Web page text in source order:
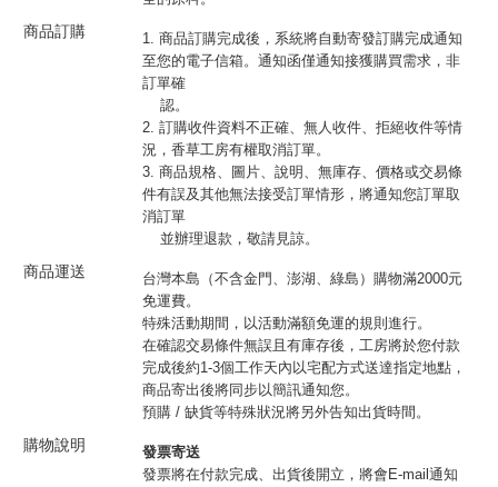
商品訂購
1. 商品訂購完成後，系統將自動寄發訂購完成通知
至您的電子信箱。通知函僅通知接獲購買需求，非
訂單確
認。
2. 訂購收件資料不正確、無人收件、拒絕收件等情
況，香草工房有權取消訂單。
3. 商品規格、圖片、說明、無庫存、價格或交易條
件有誤及其他無法接受訂單情形，將通知您訂單取
消訂單
並辦理退款，敬請見諒。
商品運送
台灣本島（不含金門、澎湖、綠島）購物滿2000元
免運費。
特殊活動期間，以活動滿額免運的規則進行。
在確認交易條件無誤且有庫存後，工房將於您付款
完成後約1-3個工作天內以宅配方式送達指定地點，
商品寄出後將同步以簡訊通知您。
預購 / 缺貨等特殊狀況將另外告知出貨時間。
購物說明
發票寄送
發票將在付款完成、出貨後開立，將會E-mail通知